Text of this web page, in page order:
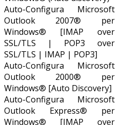
Auto-Configura Microsoft
Outlook 2007® per
Windows® [IMAP over
SSL/TLS | POP3 over
SSL/TLS | IMAP | POP3]
Auto-Configura Microsoft
Outlook 2000® per
Windows® [Auto Discovery]
Auto-Configura Microsoft
Outlook Express® per
Windows® [IMAP over